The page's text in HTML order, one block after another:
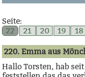
Seite:
22
21 20 19 18
220. Emma aus
Hallo Torsten, hab